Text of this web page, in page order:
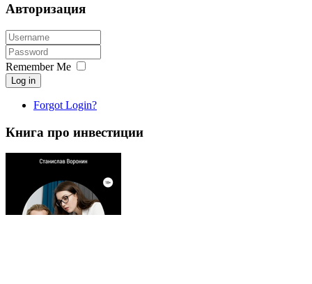
Авторизация
Remember Me
Log in
Forgot Login?
Книга про инвестиции